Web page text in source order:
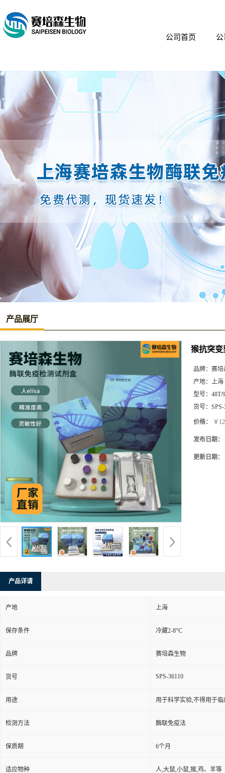
公司首页
产品展厅
猴抗突变
品牌： 赛培
产地： 上海
型号： 48T/
货号：
价格： ￥
发布日期：
更新日期：
产品详请
产地 上海
保存条件 冷藏2-8°C
品牌 赛培森生物
货号 SPS-36110
用途 用于科学实验,不得用于临
检测方法 酶联免疫法
保质期 6个月
适应物种 人,大鼠,小鼠,猴,鸡、羊等